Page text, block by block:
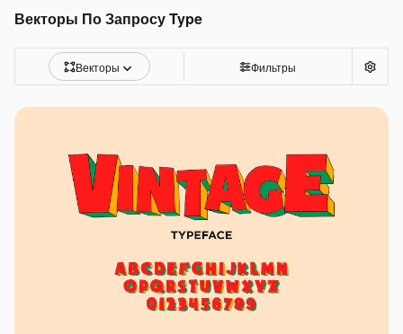
Векторы По Запросу Type
Векторы Фильтры